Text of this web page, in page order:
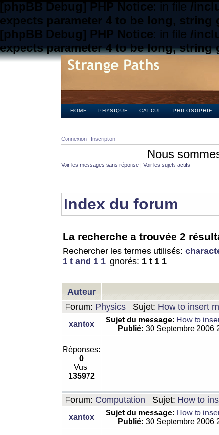
[phpBB Debug] PHP Notice: in file/
expects parameter 4 to be long, string
[phpBB Debug] PHP Notice: in file /
expects parameter 4 to be long, string
HOME PHYSIQUE CALCUL PHILOSOPHIE
Connexion Inscription
Nous
Voir les messages sans réponse | Voir les sujets actifs
Index du forum
La recherche a trouvée 2
Rechercher les termes utilisés:
1 t and 1 1 ignorés: 1 t 1 1
Auteur
Forum: Physics Sujet: How to insert
xantox
Sujet du message: How to
Publié: 30 Septembre 2006
Réponses:
0
Vus:
135972
Forum: Computation Sujet: How to
xantox
Sujet du message: How to
Publié: 30 Septembre 2006